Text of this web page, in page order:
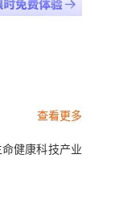
查看更多
健康科技产业